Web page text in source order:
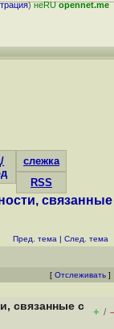
)неRUopennet.me
слежка
RSS
связанные
Пред. тема | След. тема
[ Отслеживать ]
связанные с
+ /